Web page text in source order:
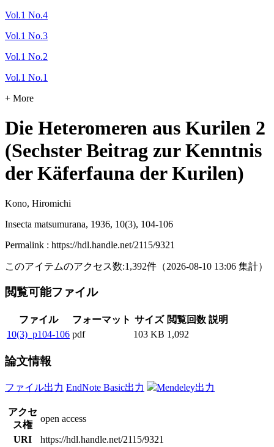
Vol.1 No.4
Vol.1 No.3
Vol.1 No.2
Vol.1 No.1
+ More
Die Heteromeren aus Kurilen 2
(Sechster Beitrag zur Kenntnis
der Käferfauna der Kurilen)
Kono, Hiromichi
Insecta matsumurana, 1936, 10(3), 104-106
Permalink : https://hdl.handle.net/2115/9321
このアイテムのアクセス数:1,392件 （2026-08-10 13:06 集計）
閲覧可能ファイル
ファイル フォーマット サイズ 閲覧回数 説明
10(3)_p104-106 pdf 103 KB 1,092
論文情報
ファイル出力 EndNote Basic出力 Mendeley出力
アクセ
ス権
open access
URI
https://hdl.handle.net/2115/9321